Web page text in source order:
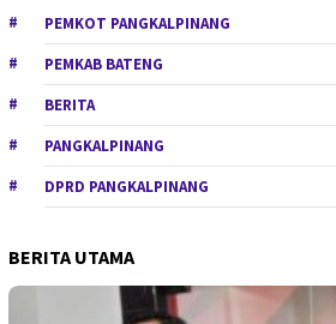
PEMKOT PANGKALPINANG
PEMKAB BATENG
BERITA
PANGKALPINANG
DPRD PANGKALPINANG
BERITA UTAMA